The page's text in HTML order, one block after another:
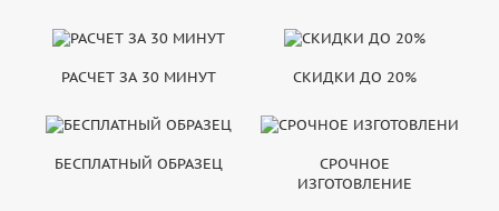
РАСЧЕТ ЗА 30 МИНУТ СКИДКИ ДО 20%
БЕСПЛАТНЫЙ ОБРАЗЕЦ
СРОЧНОЕ
ИЗГОТОВЛЕНИЕ